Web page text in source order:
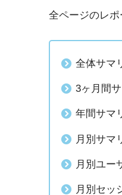
全ページのレポ
全体サマ
3ヶ月間サ
年間サマ
月別サマ
月別ユー
月別セッ